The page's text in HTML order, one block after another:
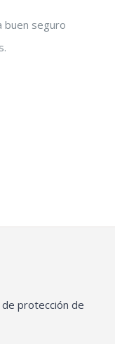
buen seguro
protección de